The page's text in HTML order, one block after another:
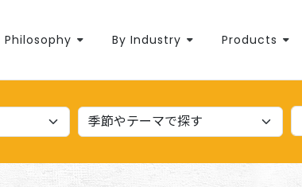
Philosophy By Industry Products